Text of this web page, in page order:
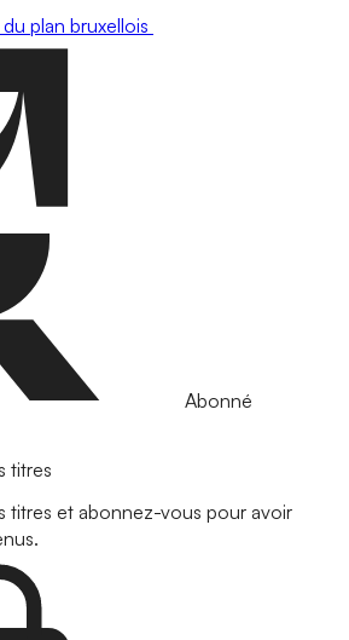
plan bruxellois
Abonné
titres
titres et abonnez-vous pour avoir